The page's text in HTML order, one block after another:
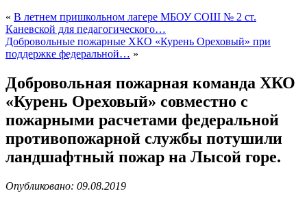
« В летнем пришкольном лагере МБОУ СОШ № 2 ст.
Каневской для педагогического…
Добровольные пожарные ХКО «Курень Ореховый» при
поддержке федеральной… »
Добровольная пожарная команда ХКО
«Курень Ореховый» совместно с
пожарными расчетами федеральной
противопожарной службы потушили
ландшафтный пожар на Лысой горе.
Опубликовано: 09.08.2019